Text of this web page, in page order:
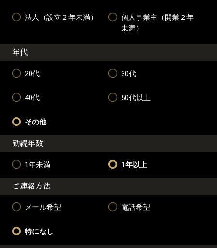
法人（設立２年未満）
個人事業主（開業２年
未満）
年代
20代 30代
40代 50代以上
その他
勤続年数
1年未満 1年以上
ご連絡方法
メール希望 電話希望
特になし